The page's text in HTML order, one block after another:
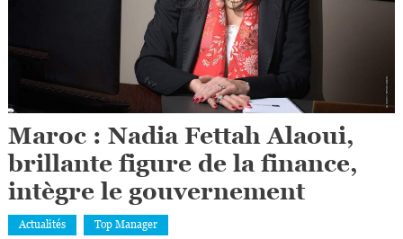
Maroc : Nadia Fettah Alaoui,
brillante figure de la finance,
intègre le gouvernement
Actualités Top Manager